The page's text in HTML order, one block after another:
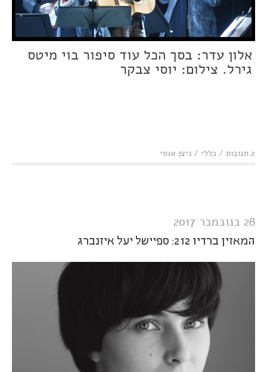
אלון עדר: בסך הכל עוד סיפור בוי מיטס
גירל. צילום: יוסי צבקר
2 תגובות / כללי / ניצן אגסי
28 בנובמבר 2017
המאזין ברדיו 212: ספיישל יעל איזנברג